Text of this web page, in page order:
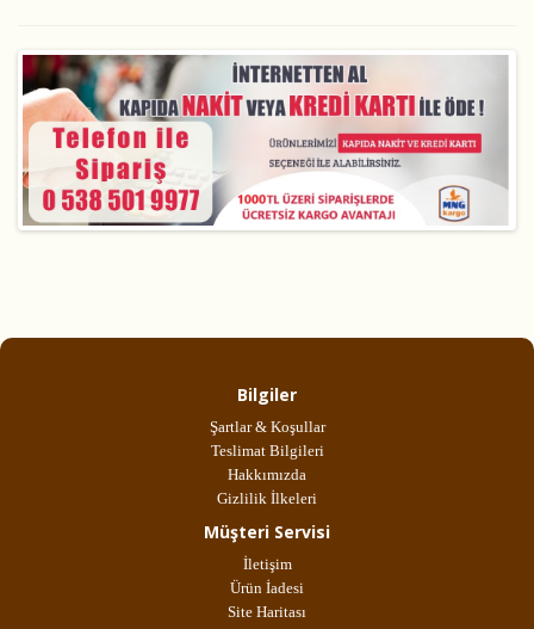
Bilgiler
Şartlar & Koşullar
Teslimat Bilgileri
Hakkımızda
Gizlilik İlkeleri
Müşteri Servisi
İletişim
Ürün İadesi
Site Haritası